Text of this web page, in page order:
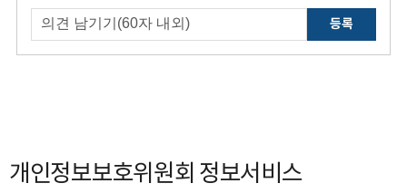
등록
개인정보보호위원회 정보서비스